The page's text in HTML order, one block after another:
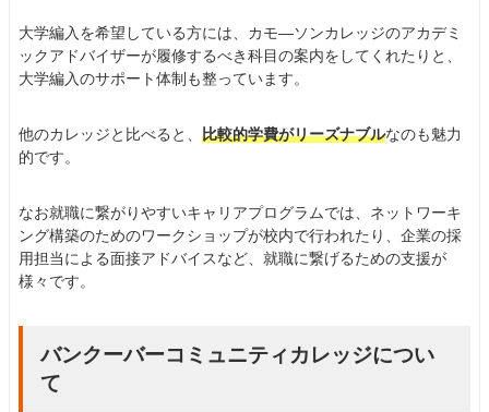
大学編入を希望している方には、カモ―ソンカレッジのアカデミ
ックアドバイザーが履修するべき科目の案内をしてくれたりと、
大学編入のサポート体制も整っています。
他のカレッジと比べると、 比較的学費がリーズナブルなのも魅力
的です。
なお就職に繋がりやすいキャリアプログラムでは、ネットワーキ
ング構築のためのワークショップが校内で行われたり、企業の採
用担当による面接アドバイスなど、就職に繋げるための支援が
様々です。
バンクーバーコミュニティカレッジについ
て